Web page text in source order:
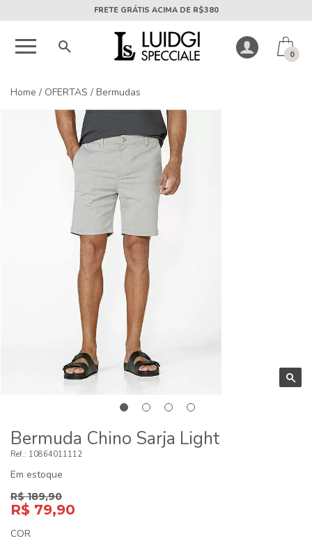
5X SEM JUROS PARCELA MÍNIMA DE R$50
0
Home / OFERTAS / Bermudas
Bermuda Chino Sarja Light
10864011112
Em estoque
R$ 189,90
R$ 79,90
COR